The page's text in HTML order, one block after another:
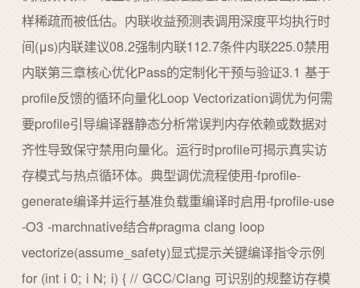
样稀疏而被低估。内联收益预测表调用深度平均执行时
间(μs)内联建议08.2强制内联112.7条件内联225.0禁用
内联第三章核心优化Pass的定制化干预与验证3.1 基于
profile反馈的循环向量化Loop Vectorization调优为何需
要profile引导编译器静态分析常误判内存依赖或数据对
齐性导致保守禁用向量化。运行时profile可揭示真实访
存模式与热点循环体。典型调优流程使用-fprofile-
generate编译并运行基准负载重编译时启用-fprofile-use
-O3 -marchnative结合#pragma clang loop
vectorize(assume_safety)显式提示关键编译指令示例
for (int i 0; i N; i) { // GCC/Clang 可识别的规整访存模